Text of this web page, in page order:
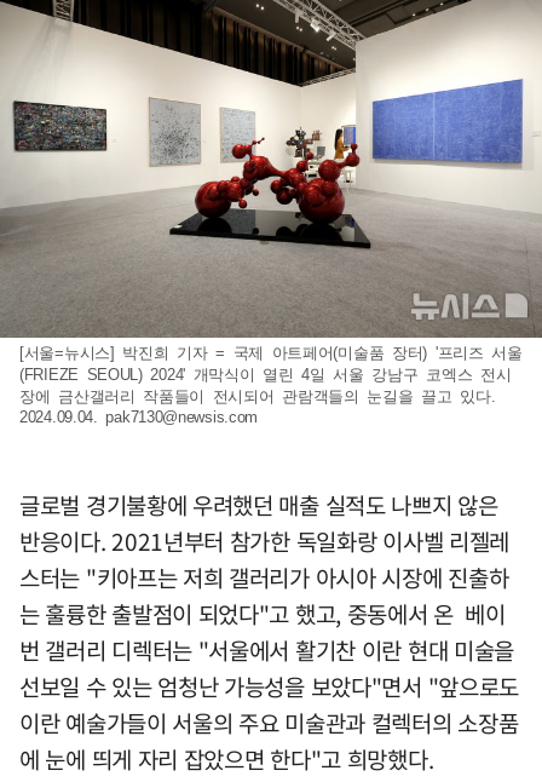
[서울=뉴시스] 박진희 기자 = 국제 아트페어(미술품 장터) '프리즈 서울
(FRIEZE SEOUL) 2024' 개막식이 열린 4일 서울 강남구 코엑스 전시
장에 금산갤러리 작품들이 전시되어 관람객들의 눈길을 끌고 있다.
2024.09.04.pak7130@newsis.com
글로벌 경기불황에 우려했던 매출 실적도 나쁘지 않은
반응이다. 2021년부터 참가한 독일화랑 이사벨 리젤레
스터는 "키아프는 저희 갤러리가 아시아 시장에 진출하
는 훌륭한 출발점이 되었다"고 했고, 중동에서 온 베이
번 갤러리 디렉터는 "서울에서 활기찬 이란 현대 미술을
선보일 수 있는 엄청난 가능성을 보았다"면서 "앞으로도
이란 예술가들이 서울의 주요 미술관과 컬렉터의 소장품
에 눈에 띄게 자리 잡았으면 한다"고 희망했다.